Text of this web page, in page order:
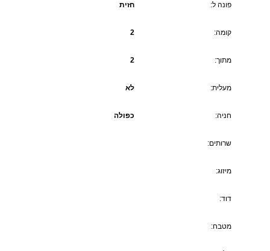
פונה ל: חזית
קומה: 2
מתוך: 2
מעלית: לא
חניה: כפולה
שרותים:
מיזוג:
דוד:
מטבח: